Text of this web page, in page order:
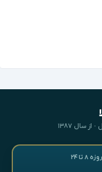
سال ۱۳۸۷
۲۴